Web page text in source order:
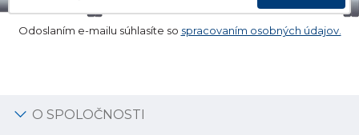
Odoslaním e-mailu súhlasíte so spracovaním osobných údajov.
O SPOLOČNOSTI